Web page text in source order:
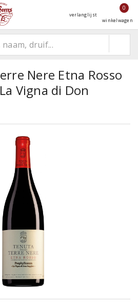
verlanglijst
0
winkelwagen
Nere Etna Rosso
Vigna di Don